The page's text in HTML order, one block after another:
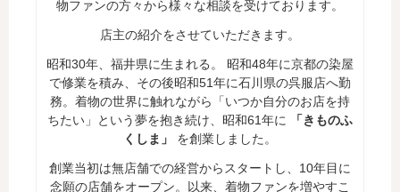
物ファンの方々から様々な相談を受けております。
店主の紹介をさせていただきます。
昭和30年、福井県に生まれる。 昭和48年に京都の染屋
で修業を積み、その後昭和51年に石川県の呉服店へ勤
務。着物の世界に触れながら「いつか自分のお店を持
ちたい」という夢を抱き続け、昭和61年に
「きものふ
くしま」
を創業しました。
創業当初は無店舗での経営からスタートし、10年目に
念願の店舗をオープン。以来、着物ファンを増やすこ